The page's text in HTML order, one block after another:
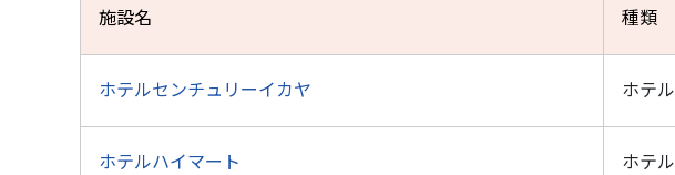
施設名 種類
ホテルセンチュリーイカヤ ホテル
ホテルハイマート ホテル